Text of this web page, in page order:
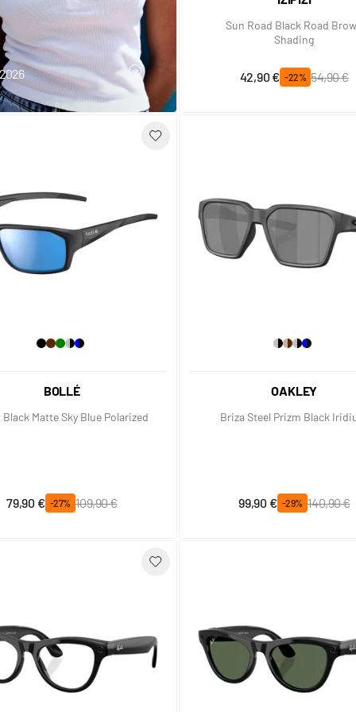
J'EN PROFITE
Sun Road Black Road
Shading
Prix spécial
42,90 € -22%
Prix normal
54,90 €
BOLLÉ
Black Matte Sky Blue Polarized
Prix spécial
79,90 € -27%
Prix normal
109,90 €
OAKLEY
Briza Steel Prizm Black
Prix spécial
99,90 € -29%
Prix normal
140,90 €